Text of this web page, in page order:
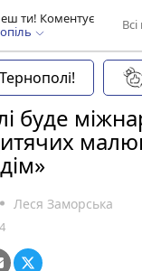
ти! Коментує
буде
Леся Заморська